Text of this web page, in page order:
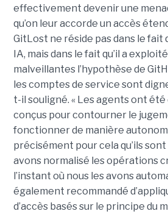
effectivement devenir une
qu’on leur accorde un accès
GitLost ne réside pas dans le fait
IA, mais dans le fait qu’il a
malveillantes l’hypothèse de
les comptes de service sont
t-il souligné. « Les agents ont
conçus pour contourner le
fonctionner de manière
précisément pour cela qu’ils
avons normalisé les opérations
l’instant où nous les avons
également recommandé
d’accès basés sur le principe du